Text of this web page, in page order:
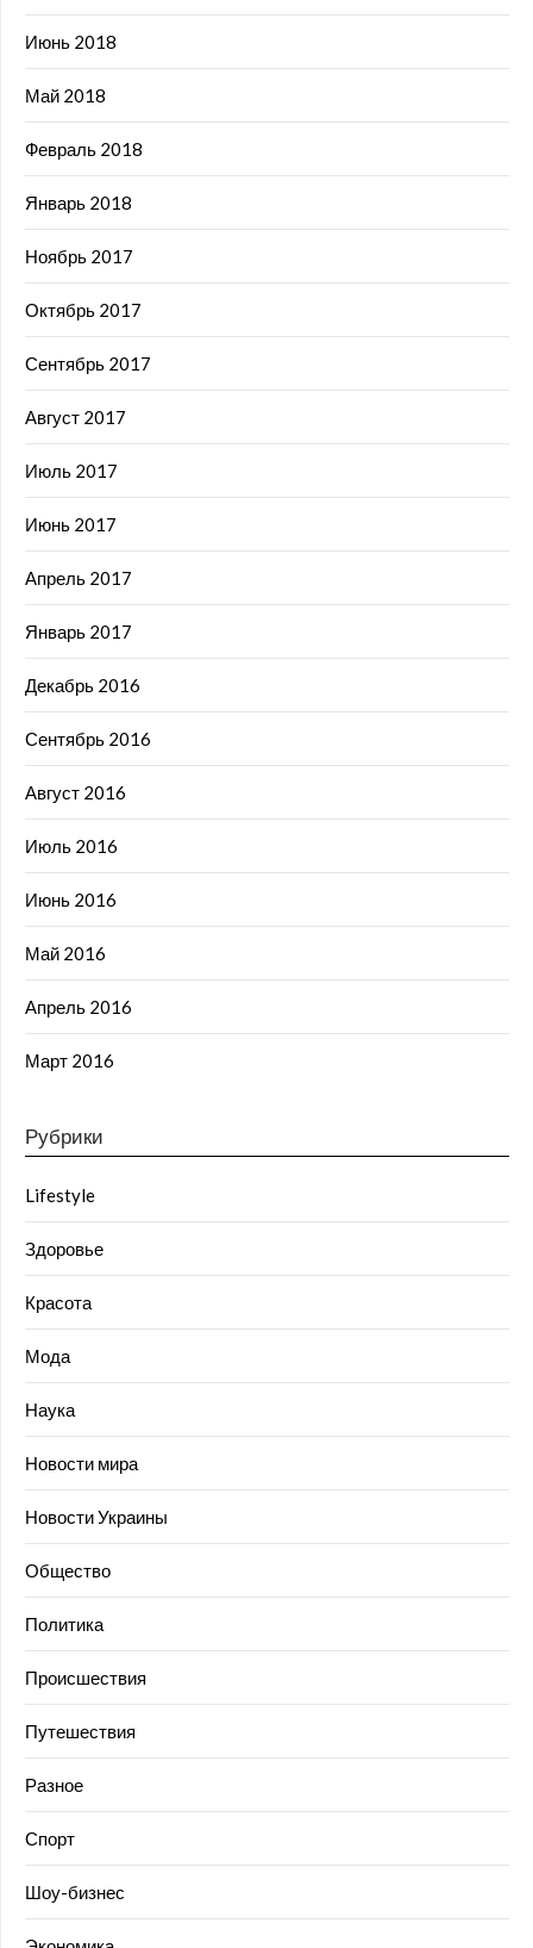
Июнь 2018
Май 2018
Февраль 2018
Январь 2018
Ноябрь 2017
Октябрь 2017
Сентябрь 2017
Август 2017
Июль 2017
Июнь 2017
Апрель 2017
Январь 2017
Декабрь 2016
Сентябрь 2016
Август 2016
Июль 2016
Июнь 2016
Май 2016
Апрель 2016
Март 2016
Рубрики
Lifestyle
Здоровье
Красота
Мода
Наука
Новости мира
Новости Украины
Общество
Политика
Происшествия
Путешествия
Разное
Спорт
Шоу-бизнес